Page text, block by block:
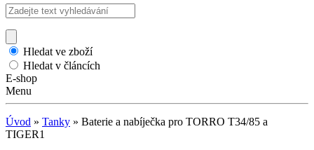
Hledat ve zboží
Hledat v článcích
E-shop
Menu
Úvod » Tanky » Baterie a nabíječka pro TORRO T34/85 a
TIGER1